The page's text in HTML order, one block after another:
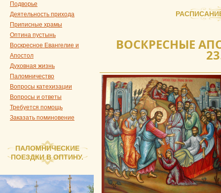
Подворье
Деятельность прихода
Приписные храмы
Оптина пустынь
Воскресное Евангелие и
Апостол
Духовная жизнь
Паломничество
Вопросы катехизации
Вопросы и ответы
Требуется помощь
Заказать поминовение
ПАЛОМНИЧЕСКИЕ
ПОЕЗДКИ В ОПТИНУ.
ВОСКРЕСНЫЕ